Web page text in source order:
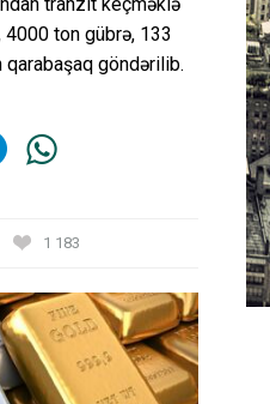
4000 ton gübrə, 133
göndərilib.
1 183